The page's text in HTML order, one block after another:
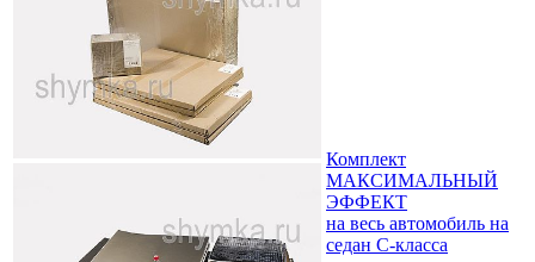
Комплект
МАКСИМАЛЬНЫЙ
ЭФФЕКТ
на весь автомобиль на
седан C-класса